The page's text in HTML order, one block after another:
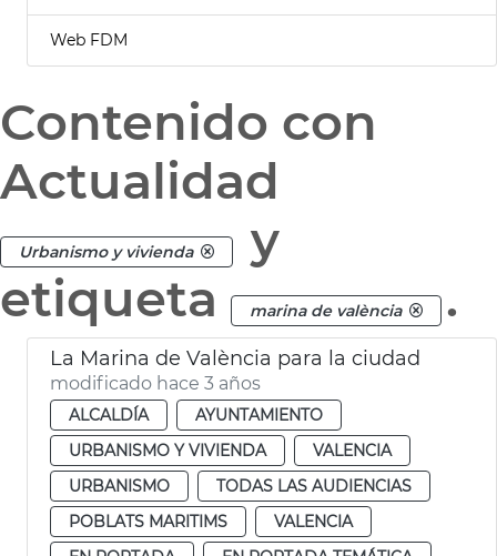
Web FDM
Contenido con
Actualidad
Urbanismo y vivienda
y
etiqueta
marina de valència .
La Marina de València para la ciudad
modificado hace 3 años
ALCALDÍA
AYUNTAMIENTO
URBANISMO Y VIVIENDA
VALENCIA
URBANISMO
TODAS LAS AUDIENCIAS
POBLATS MARITIMS
VALENCIA